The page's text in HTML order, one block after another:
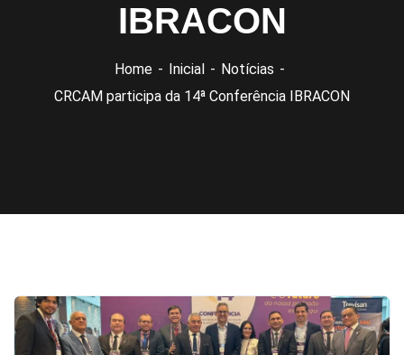
IBRACON
Home Inicial
Notícias
CRCAM participa da 14ª Conferência IBRACON